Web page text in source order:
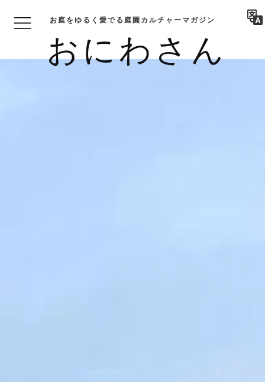
おにわさん
お庭をゆるく愛でる庭園カルチャーマガジン